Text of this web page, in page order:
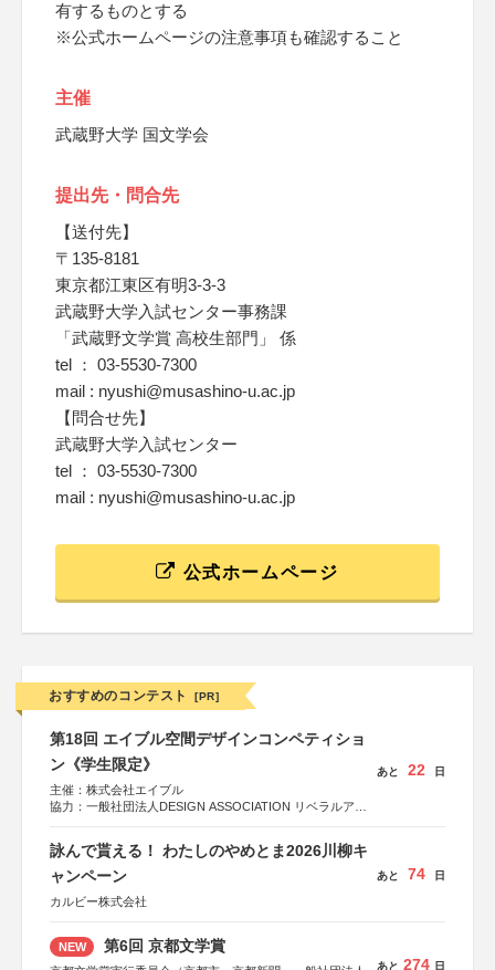
有するものとする
※公式ホームページの注意事項も確認すること
主催
武蔵野大学 国文学会
提出先・問合先
【送付先】
〒135-8181
東京都江東区有明3-3-3
武蔵野大学入試センター事務課
「武蔵野文学賞 高校生部門」 係
tel ： 03-5530-7300
mail : nyushi@musashino-u.ac.jp
【問合せ先】
武蔵野大学入試センター
tel ： 03-5530-7300
mail : nyushi@musashino-u.ac.jp
公式ホームページ
おすすめのコンテスト [PR]
第18回 エイブル空間デザインコンペティショ
ン《学生限定》
主催：株式会社エイブル
協力：一般社団法人DESIGN ASSOCIATION リベラルアー
運営：TOKYO COMPANY株式会社
あと 22 日
詠んで貰える！ わたしのやめとま2026川柳キ
ャンペーン
カルビー株式会社
あと 74 日
NEW 第6回 京都文学賞
あと 274 日